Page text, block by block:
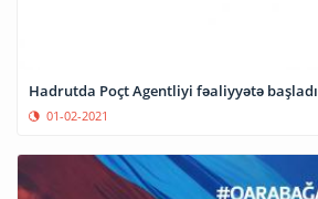
Hadrutda Poçt Agentliyi fəaliyyətə başladı
01-02-2021